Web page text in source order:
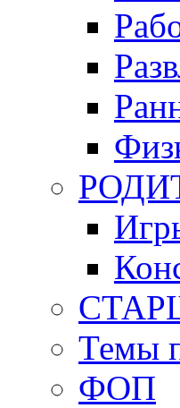
Темы
ФОП